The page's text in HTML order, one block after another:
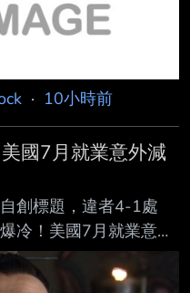
· 10小時前
國7月就業意外減
創標題，違者4-1處
冷！美國7月就業意外
拉升 原文連結： 網
，連結不能點擊者板規